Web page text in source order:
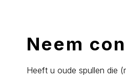
Neem
Heeft u oude spullen die